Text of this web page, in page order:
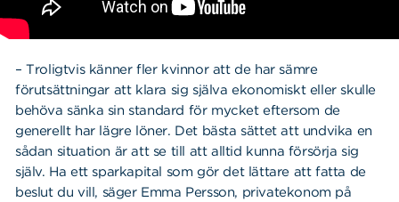
– Troligtvis känner fler kvinnor att de har sämre
förutsättningar att klara sig själva ekonomiskt eller skulle
behöva sänka sin standard för mycket eftersom de
generellt har lägre löner. Det bästa sättet att undvika en
sådan situation är att se till att alltid kunna försörja sig
själv. Ha ett sparkapital som gör det lättare att fatta de
beslut du vill, säger Emma Persson, privatekonom på